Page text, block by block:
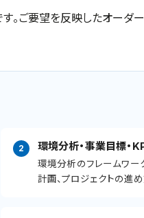
。ご要望を反映したオーダ
環境分析・事業目標・
環境分析のフレームワー
計画、プロジェクトの進